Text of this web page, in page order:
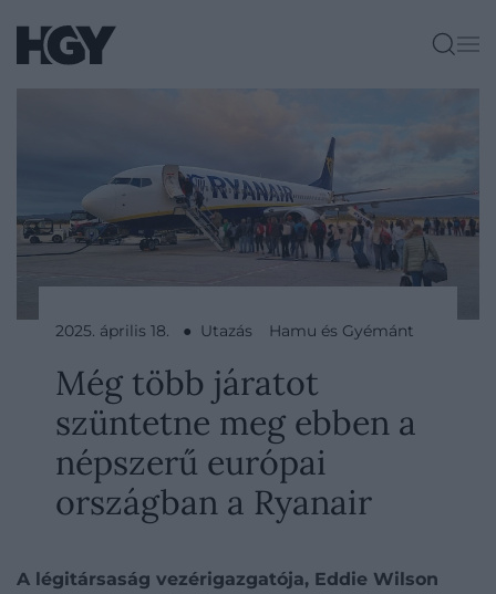
2025. április 18. ● Utazás Hamu és Gyémánt
Még több járatot
szüntetne meg ebben a
népszerű európai
országban a Ryanair
A légitársaság vezérigazgatója, Eddie Wilson